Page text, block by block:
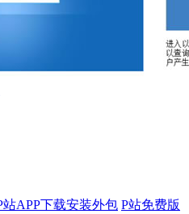
站APP下载安装外包 P站免费版